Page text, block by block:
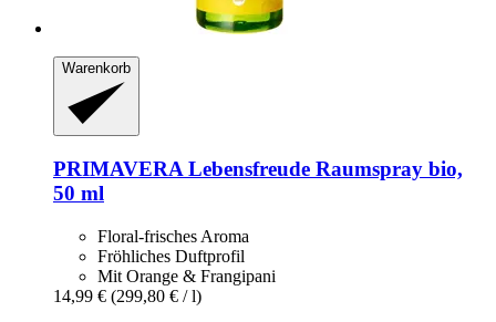
Warenkorb
PRIMAVERA Lebensfreude Raumspray bio,
50 ml
Floral-frisches Aroma
Fröhliches Duftprofil
Mit Orange & Frangipani
14,99 € (299,80 € / l)